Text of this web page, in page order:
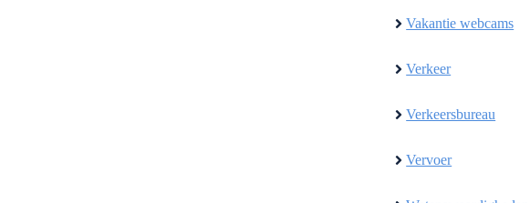
Vakantie webcams
Verkeer
Verkeersbureau
Vervoer